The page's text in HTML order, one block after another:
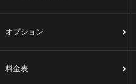
オプション
料金表